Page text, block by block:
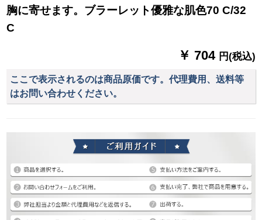
胸に寄せます。ブラーレット優雅な肌色70 C/32
C
￥ 704 円(税込)
ここで表示されるのは商品原価です。代理費用、送料等
はお問い合わせください。